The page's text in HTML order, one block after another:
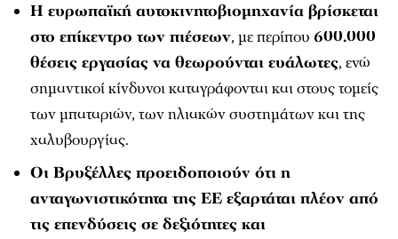
Η ευρωπαϊκή αυτοκινητοβιομηχανία βρίσκεται
στο επίκεντρο των πιέσεων, με περίπου 600.000
θέσεις εργασίας να θεωρούνται ευάλωτες, ενώ
σημαντικοί κίνδυνοι καταγράφονται και στους τομείς
των μπαταριών, των ηλιακών συστημάτων και της
χαλυβουργίας.
Οι Βρυξέλλες προειδοποιούν ότι η
ανταγωνιστικότητα της ΕΕ εξαρτάται πλέον από
τις επενδύσεις σε δεξιότητες και